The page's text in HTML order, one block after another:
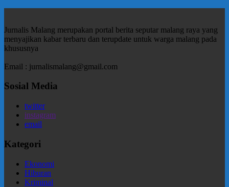
Jurnalis Malang merupakan portal berita seputar malang raya yang
menyajikan kabar terbaru dan terupdate untuk warga malang pada
khususnya
Email : jurnalismalang@gmail.com
Sosial Media
twitter
instagram
email
Kategori
Ekonomi
Hiburan
Kriminal